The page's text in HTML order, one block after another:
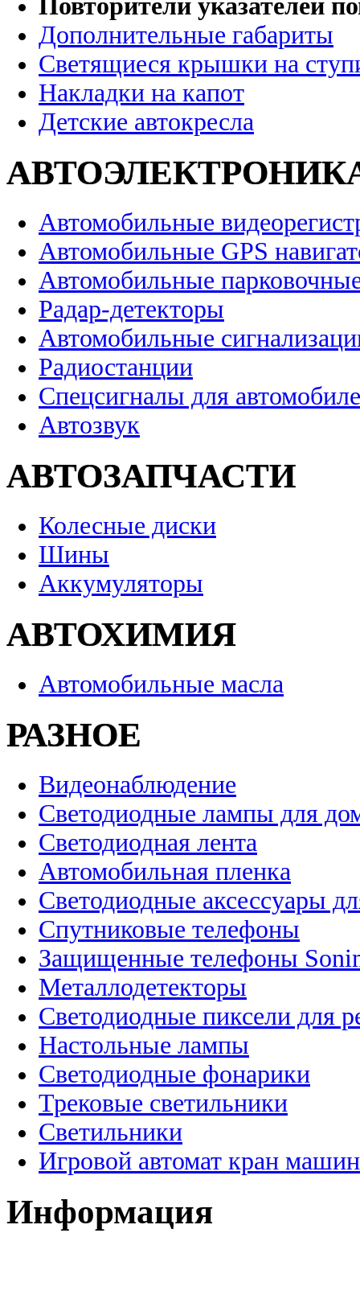
Повторители указателей
Дополнительные габариты
Светящиеся крышки на
Накладки на капот
Детские автокресла
Автомобильные
Автомобильные GPS
Автомобильные
Радар-детекторы
Автомобильные
Радиостанции
Спецсигналы для
Автозвук
АВТОЗАПЧАСТИ
Колесные диски
Шины
Аккумуляторы
АВТОХИМИЯ
Автомобильные масла
РАЗНОЕ
Видеонаблюдение
Светодиодные лампы для
Светодиодная лента
Автомобильная пленка
Светодиодные аксессуары
Спутниковые телефоны
Защищенные телефоны
Металлодетекторы
Светодиодные пиксели для
Настольные лампы
Светодиодные фонарики
Трековые светильники
Светильники
Игровой автомат кран
Информация